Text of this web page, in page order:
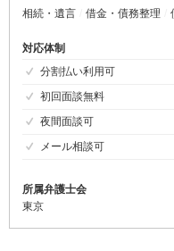
相続・遺言
借金・債務整理
対応体制
分割払い利用可
初回面談無料
夜間面談可
メール相談可
所属弁護士会
東京